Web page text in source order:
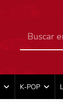
K-POP